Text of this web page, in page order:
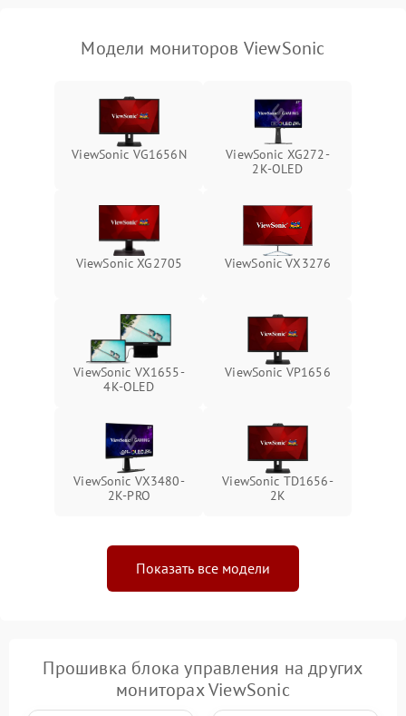
Неисправность системы
перенапряжения
Подробнее →
защиты от замыкания
Подробнее →
Повреждение системы
1000 ₽ Подробнее →
Неисправность системы
защиты от перегрева
Подробнее →
Поломка системы защиты
от перенапряжения
Поломка системы защиты
от замыкания
Подробнее →
Модели мониторов ViewSonic
ViewSonic VG1656N
ViewSonic XG272-
2K-OLED
ViewSonic XG2705 ViewSonic VX3276
ViewSonic VX1655-
4K-OLED
ViewSonic VP1656
ViewSonic VX3480-
2K-PRO
ViewSonic TD1656-
2K
Показать все модели
Прошивка блока управления на других
мониторах ViewSonic